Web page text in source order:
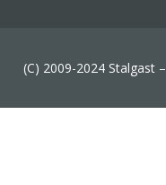
(C) 2009-2024 Stalgast